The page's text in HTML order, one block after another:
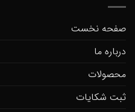
صفحه نخست
درباره ما
محصولات
ثبت شکایات